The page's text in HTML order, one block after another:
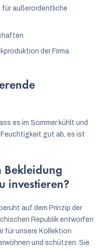
außerordentliche
der Firma
es im Sommer kühlt und
Feuchtigkeit gut ab, es ist
Bekleidung
investieren?
auf dem Prinzip der
Republik entworfen
für unsere Kollektion
und schützen. Sie